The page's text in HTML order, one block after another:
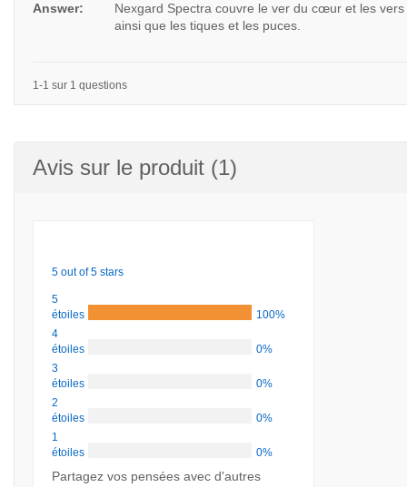
Answer:
Nexgard Spectra couvre le ver du cœur et les
ainsi que les tiques et les puces.
1-1 sur 1 questions
Avis sur le produit (1)
5 out of 5 stars
5
étoiles
100%
4
étoiles
0%
3
étoiles
0%
2
étoiles
0%
1
étoiles
0%
Partagez vos pensées avec d'autres